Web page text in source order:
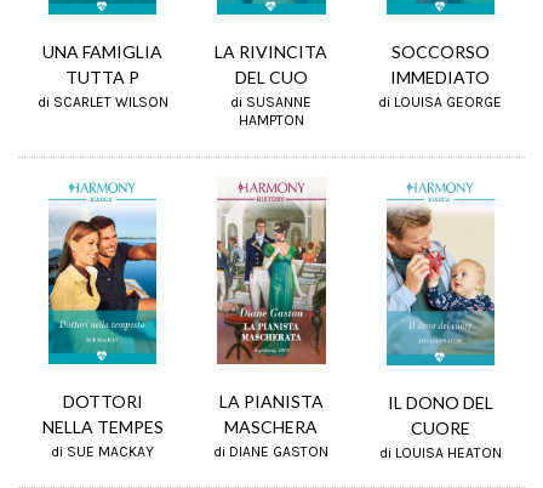
UNA FAMIGLIA
TUTTA P
di SCARLET WILSON
LA RIVINCITA
DEL CUO
di SUSANNE
HAMPTON
SOCCORSO
IMMEDIATO
di LOUISA GEORGE
DOTTORI
NELLA TEMPES
di SUE MACKAY
LA PIANISTA
MASCHERA
di DIANE GASTON
IL DONO DEL
CUORE
di LOUISA HEATON